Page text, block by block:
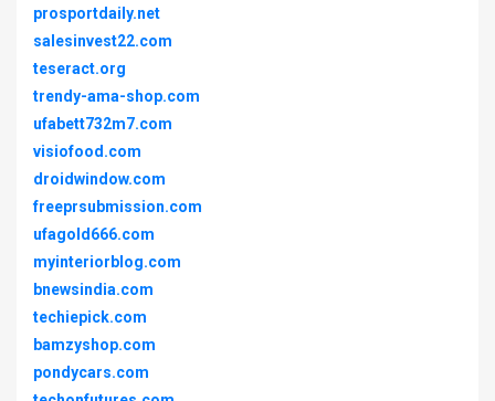
prosportdaily.net
salesinvest22.com
teseract.org
trendy-ama-shop.com
ufabett732m7.com
visiofood.com
droidwindow.com
freeprsubmission.com
ufagold666.com
myinteriorblog.com
bnewsindia.com
techiepick.com
bamzyshop.com
pondycars.com